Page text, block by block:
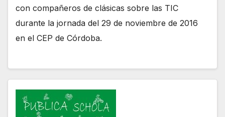
con compañeros de clásicas sobre las TIC
durante la jornada del 29 de noviembre de 2016
en el CEP de Córdoba.